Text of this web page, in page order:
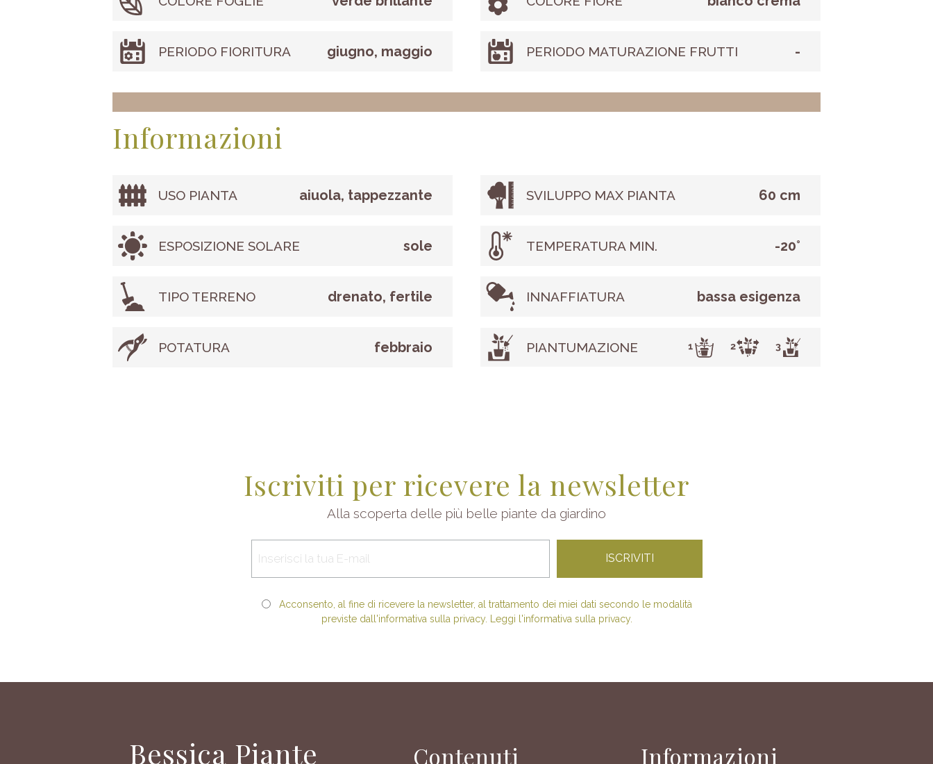
PERIODO FIORITURA giugno, maggio PERIODO MATURAZIONE FRUTTI -
Informazioni
USO PIANTA aiuola, tappezzante SVILUPPO MAX PIANTA 60 cm
ESPOSIZIONE SOLARE sole TEMPERATURA MIN. -20°
TIPO TERRENO drenato, fertile INNAFFIATURA bassa esigenza
POTATURA febbraio PIANTUMAZIONE
Iscriviti per ricevere la newsletter
Alla scoperta delle più belle piante da giardino
Acconsento, al fine di ricevere la newsletter, al trattamento dei miei dati secondo le modalità
previste dall'informativa sulla privacy. Leggi l'informativa sulla privacy.
Bessica Piante Contenuti Informazioni